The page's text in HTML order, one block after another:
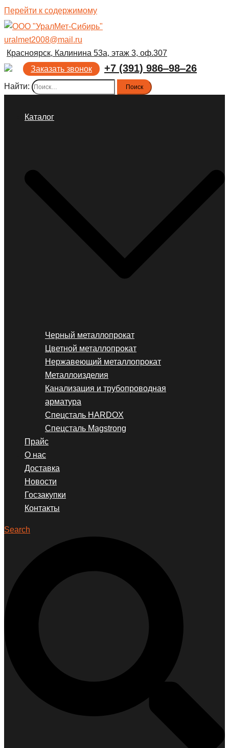
Перейти к содержимому
uralmet2008@mail.ru
Красноярск, Калинина 53а, этаж 3, оф.307
Заказать звонок
+7 (391) 986‒98‒26
Найти:
Каталог
Черный металлопрокат
Цветной металлопрокат
Нержавеющий металлопрокат
Металлоизделия
Канализация и трубопроводная
арматура
Спецсталь HARDOX
Спецсталь Magstrong
Прайс
О нас
Доставка
Новости
Госзакупки
Контакты
Search